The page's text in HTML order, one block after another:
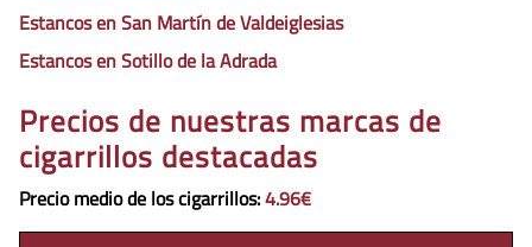
Estancos en San Martín de Valdeiglesias
Estancos en Sotillo de la Adrada
Precios de nuestras marcas de
cigarrillos destacadas
Precio medio de los cigarrillos:4.96€